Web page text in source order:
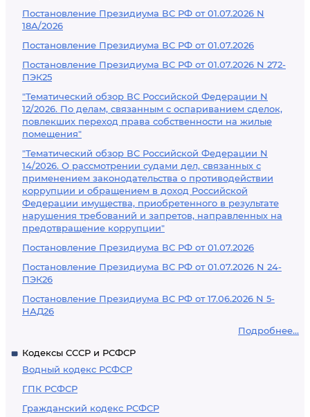
Постановление Президиума ВС РФ от 01.07.2026 N
18А/2026
Постановление Президиума ВС РФ от 01.07.2026
Постановление Президиума ВС РФ от 01.07.2026 N 272-
ПЭК25
"Тематический обзор ВС Российской Федерации N
12/2026. По делам, связанным с оспариванием сделок,
повлекших переход права собственности на жилые
помещения"
"Тематический обзор ВС Российской Федерации N
14/2026. О рассмотрении судами дел, связанных с
применением законодательства о противодействии
коррупции и обращением в доход Российской
Федерации имущества, приобретенного в результате
нарушения требований и запретов, направленных на
предотвращение коррупции"
Постановление Президиума ВС РФ от 01.07.2026
Постановление Президиума ВС РФ от 01.07.2026 N 24-
ПЭК26
Постановление Президиума ВС РФ от 17.06.2026 N 5-
НАД26
Подробнее...
Кодексы СССР и РСФСР
Водный кодекс РСФСР
ГПК РСФСР
Гражданский кодекс РСФСР